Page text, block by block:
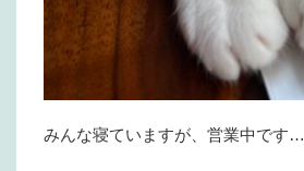
みんな寝ていますが、営業中です…